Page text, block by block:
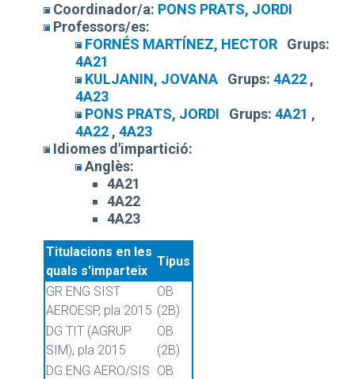
Coordinador/a: PONS PRATS, JORDI
Professors/es:
FORNÉS MARTÍNEZ, HECTOR
Grups:
4A21
KULJANIN, JOVANA
Grups: 4A22 ,
4A23
PONS PRATS, JORDI
Grups: 4A21 ,
4A22 , 4A23
Idiomes d'impartició:
Anglès:
4A21
4A22
4A23
Titulacions en les
quals s'imparteix
Tipus
GR ENG SIST
AEROESP, pla 2015
OB
(2B)
DG TIT (AGRUP
SIM), pla 2015
OB
(2B)
DG ENG AERO/SIS OB